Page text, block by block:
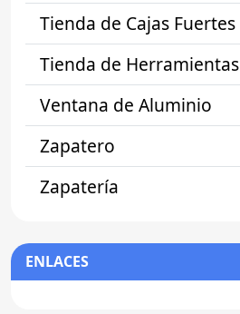
Tienda de Cajas Fuertes
Tienda de Herramientas
Ventana de Aluminio
Zapatero
Zapatería
ENLACES